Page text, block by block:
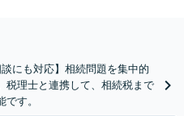
にも対応】相続問題を集中的
税理士と連携して、相続税まで
す。